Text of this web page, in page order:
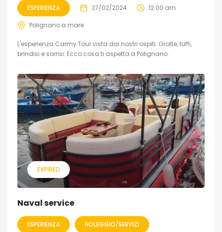
ESPERIENZA 27/02/2024 12:00 am
Polignano a mare
L'esperienza Carmy Tour vista dai nostri ospiti. Grotte, tuffi,
brindisi e sorrisi. Ecco cosa ti aspetta a Polignano.
EXPIRED
Naval service
ESPERIENZA NOLEGGIO/SERVIZI